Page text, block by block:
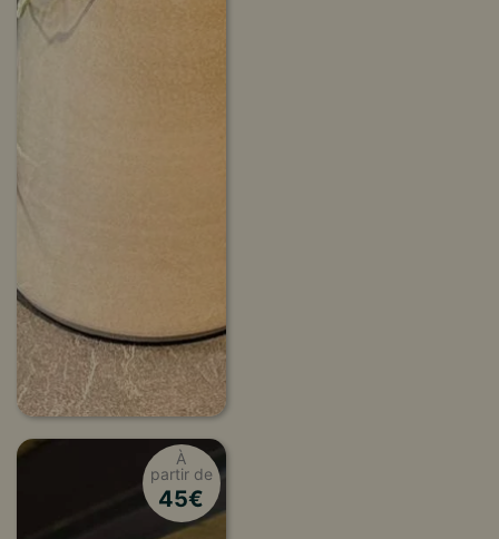
À
partir de
45€